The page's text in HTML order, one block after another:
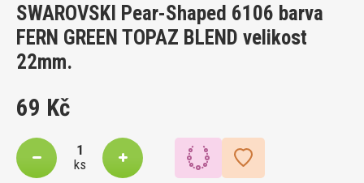
SWAROVSKI Pear-Shaped 6106 barva
FERN GREEN TOPAZ BLEND velikost
22mm.
69 Kč
ks